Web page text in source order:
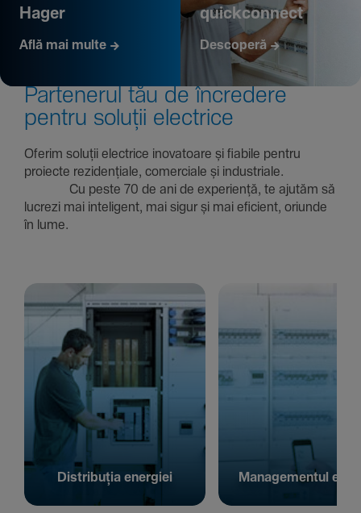
Hager
Află mai multe
quickconnect
Descoperă
Parte­nerul tău de încre­dere
pentru soluții electrice
Oferim soluții electrice inova­toare și fiabile pentru
proiecte rezi­den­țiale, comer­ciale și indus­triale.
Cu peste 70 de ani de expe­riență, te ajutăm să
lucrezi mai inte­li­gent, mai sigur și mai eficient, oriunde
în lume.
Distribuția energiei Managementul